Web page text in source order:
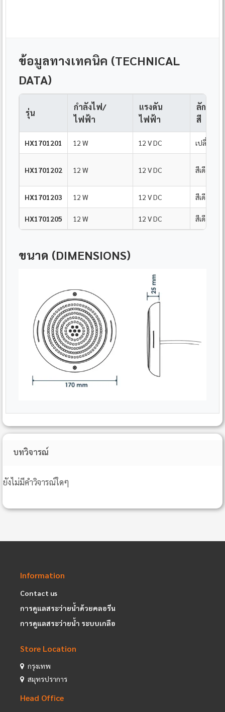
ข้อมูลทางเทคนิค (TECHNICAL
DATA)
รุ่น
กำลังไฟ/
ไฟฟ้า
แรงดัน
ไฟฟ้า
ลักษณะ
สี
HX1701201 12 W 12 V DC เปลี่ยนสีไ
HX1701202 12 W 12 V DC สีเดียว
HX1701203 12 W 12 V DC สีเดียว
HX1701205 12 W 12 V DC สีเดียว
ขนาด (DIMENSIONS)
บทวิจารณ์
ยังไม่มีคำวิจารณ์ใดๆ
Information
Contact us
การดูแลสระว่ายน้ำด้วยคลอรีน
การดูแลสระว่ายน้ำ ระบบเกลือ
Store Location
กรุงเทพ
สมุทรปราการ
Head Office